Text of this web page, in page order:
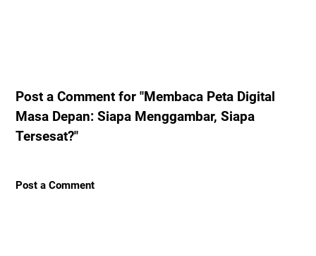
Post a Comment for "Membaca Peta Digital
Masa Depan: Siapa Menggambar, Siapa
Tersesat?"
Post a Comment